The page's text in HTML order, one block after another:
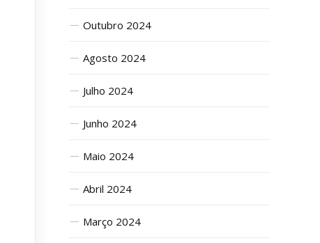
Outubro 2024
Agosto 2024
Julho 2024
Junho 2024
Maio 2024
Abril 2024
Março 2024